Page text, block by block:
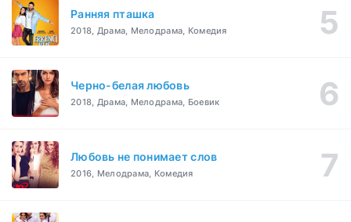
Ранняя пташка
2018, Драма, Мелодрама, Комедия
Черно-белая любовь
2018, Драма, Мелодрама, Боевик
Любовь не понимает слов
2016, Мелодрама, Комедия